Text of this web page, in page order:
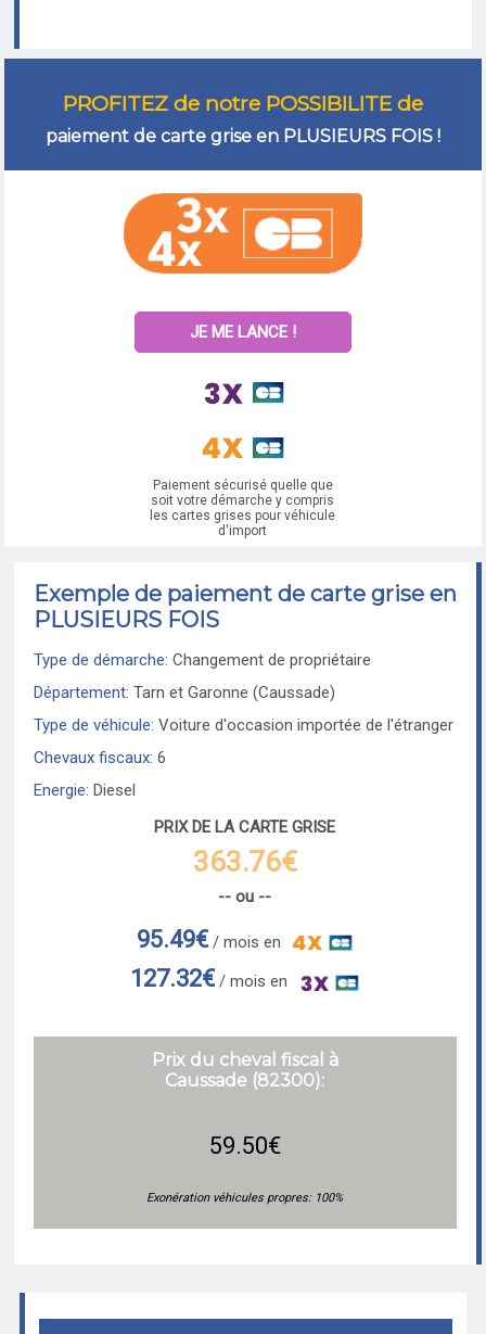
PROFITEZ de notre POSSIBILITE de
paiement de carte grise en PLUSIEURS FOIS !
JE ME LANCE !
Paiement sécurisé quelle que
soit votre démarche y compris
les cartes grises pour véhicule
d'import
Exemple de paiement de carte grise en
PLUSIEURS FOIS
Type de démarche: Changement de propriétaire
Département: Tarn et Garonne (Caussade)
Type de véhicule: Voiture d'occasion importée de l'étranger
Chevaux fiscaux: 6
Energie: Diesel
PRIX DE LA CARTE GRISE
363.76€
-- ou --
95.49€/ mois en
127.32€/ mois en
Prix du cheval fiscal à
Caussade (82300):
59.50€
Exonération véhicules propres: 100%